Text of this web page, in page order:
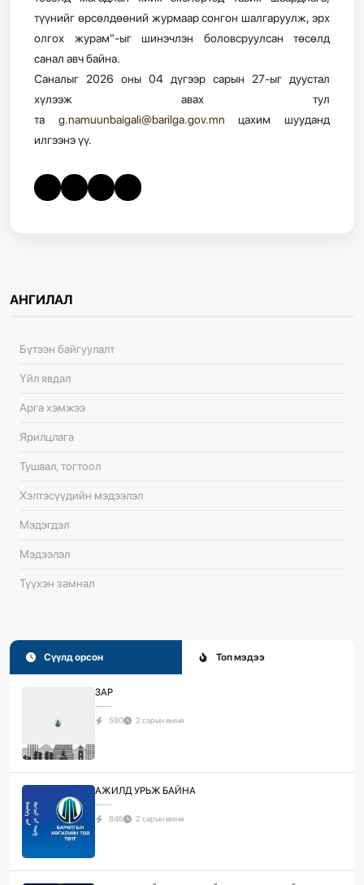
түүнийг өрсөлдөөний журмаар сонгон шалгаруулж, эрх
олгох журам"-ыг шинэчлэн боловсруулсан төсөлд
санал авч байна.
Саналыг 2026 оны 04 дүгээр сарын 27-ыг дуустал
хүлээж авах тул
та g.namuunbaigali@barilga.gov.mn цахим шууданд
илгээнэ үү.
АНГИЛАЛ
Бүтээн байгуулалт
Үйл явдал
Арга хэмжээ
Ярилцлага
Тушаал, тогтоол
Хэлтэсүүдийн мэдээлэл
Мэдэгдэл
Мэдээлэл
Түүхэн замнал
Сүүлд орсон Топ мэдээ
ЗАР
580 2 сарын өмнө
АЖИЛД УРЬЖ БАЙНА
846 2 сарын өмнө